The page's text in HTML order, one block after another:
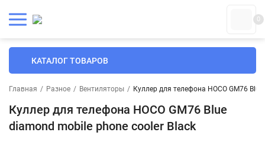
0
КАТАЛОГ ТОВАРОВ
Главная / Разное / Вентиляторы / Куллер для телефона HOCO GM76
Куллер для телефона HOCO GM76 Blue
diamond mobile phone cooler Black